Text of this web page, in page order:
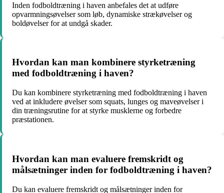
Inden fodboldtræning i haven anbefales det at udføre
opvarmningsøvelser som løb, dynamiske strækøvelser og
boldøvelser for at undgå skader.
Hvordan kan man kombinere styrketræning
med fodboldtræning i haven?
Du kan kombinere styrketræning med fodboldtræning i haven
ved at inkludere øvelser som squats, lunges og maveøvelser i
din træningsrutine for at styrke musklerne og forbedre
præstationen.
Hvordan kan man evaluere fremskridt og
målsætninger inden for fodboldtræning i haven?
Du kan evaluere fremskridt og målsætninger inden for